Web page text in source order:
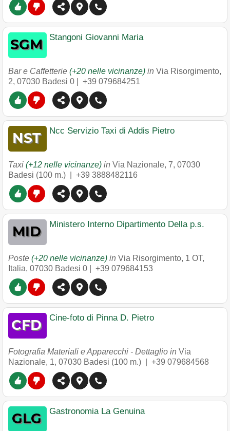
Stangoni Giovanni Maria
Bar e Caffetterie (+20 nelle vicinanze) in Via Risorgimento,
2, 07030 Badesi 0 | +39 079684251
Ncc Servizio Taxi di Addis Pietro
Taxi (+12 nelle vicinanze) in Via Nazionale, 7, 07030
Badesi (100 m.) | +39 3888482116
Ministero Interno Dipartimento Della p.s.
Poste (+20 nelle vicinanze) in Via Risorgimento, 1 OT,
Italia, 07030 Badesi 0 | +39 079684153
Cine-foto di Pinna D. Pietro
Fotografia Materiali e Apparecchi - Dettaglio in Via
Nazionale, 1, 07030 Badesi (100 m.) | +39 079684568
Gastronomia La Genuina